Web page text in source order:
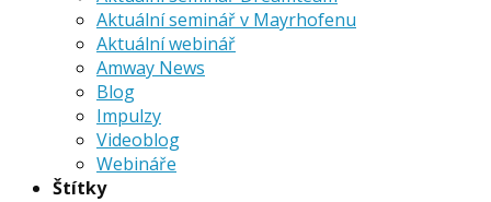
Aktuální seminář v Mayrhofenu
Aktuální webinář
Amway News
Blog
Impulzy
Videoblog
Webináře
Štítky